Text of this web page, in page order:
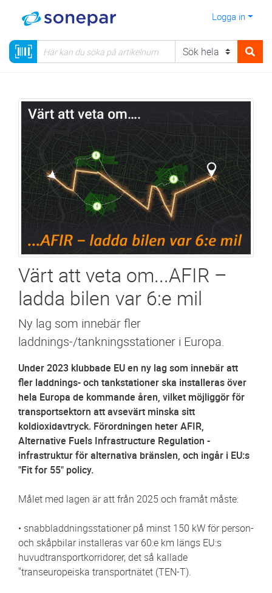
Logga in
Värt att veta om...AFIR –
ladda bilen var 6:e mil
Ny lag som innebär fler
laddnings-/tankningsstationer i Europa.
Under 2023 klubbade EU en ny lag som innebär att
fler laddnings- och tankstationer ska installeras över
hela Europa de kommande åren, vilket möjliggör för
transportsektorn att avsevärt minska sitt
koldioxidavtryck. Förordningen heter AFIR,
Alternative Fuels Infrastructure Regulation -
infrastruktur för alternativa bränslen, och ingår i EU:s
"Fit for 55" policy.
Målet med lagen är att från 2025 och framåt måste:
• snabbladdningsstationer på minst 150 kW för person-
och skåpbilar installeras var 60:e km längs EU:s
huvudtransportkorridorer, det så kallade
"transeuropeiska transportnätet (TEN-T).